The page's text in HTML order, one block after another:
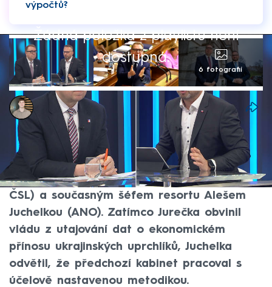
výpočtů?
Žádná položka z playlistu není
dostupná.
6 fotografií
Tomáš Pokstefel
3. čvn 2026, 23:21
Ostrá výměna názorů se strhla v pořadu
360° na CNN Prima NEWS mezi bývalým
ministrem práce Marianem Jurečkou (KDU-
ČSL) a současným šéfem resortu Alešem
Juchelkou (ANO). Zatímco Jurečka obvinil
vládu z utajování dat o ekonomickém
přínosu ukrajinských uprchlíků, Juchelka
odvětil, že předchozí kabinet pracoval s
účelově nastavenou metodikou.